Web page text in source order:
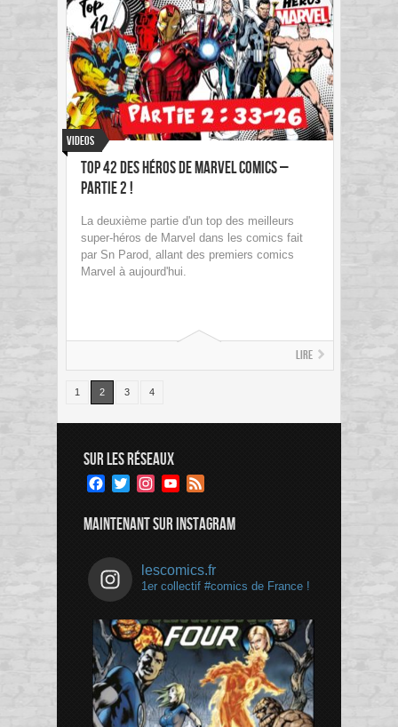
Videos
Top 42 des Héros de Marvel Comics –
Partie 2 !
La deuxième partie d'un top des meilleurs
super-héros de Marvel dans les comics fait
par Sn Parod, allant des premiers comics
Marvel à aujourd'hui.
Lire
1 2 3 4
SUR LES RÉSEAUX
Facebook
TwitterInstagramYouTube
MAINTENANT SUR INSTAGRAM
lescomics.fr
1er collectif #comics de France !